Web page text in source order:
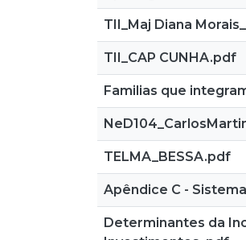
TII_Maj Diana
TII_CAP CUNHA.pdf
Familias que
TELMA_BESSA.pdf
Apêndice C -
Determinantes da